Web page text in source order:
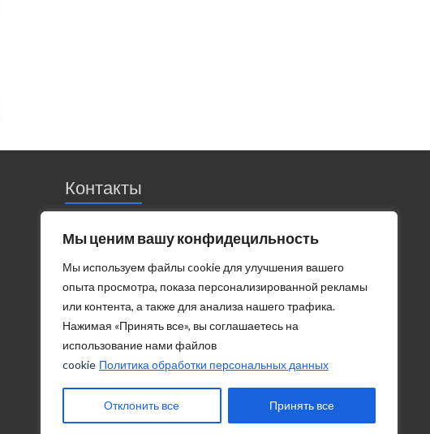
Мы ценим вашу конфидецильность
Мы используем файлы cookie для улучшения вашего
опыта просмотра, показа персонализированной рекламы
или контента, а также для анализа нашего трафика.
Нажимая «Принять все», вы соглашаетесь на
использование нами файлов
cookie Политика обработки персональных данных
Отклонить все Принять все
Контакты
Россия | Ростовская обл. | Новочеркасск
Email: medics-nova@yandex.ru
Сайт: www.center-zs.ru
«Центр Здоровья Семьи»
346400,Россия,Ростовская область
Красноармейская 28А